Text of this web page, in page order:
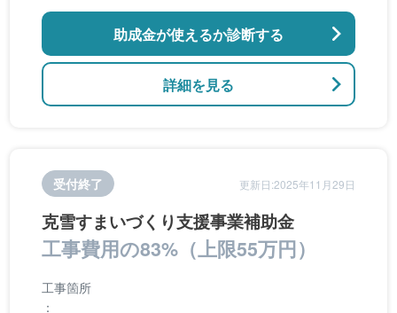
詳細を見る
助成金が使えるか診断する
受付終了 更新日:2025年11月29日
克雪すまいづくり支援事業補助金
工事費用の83%（上限55万円）
工事箇所
：